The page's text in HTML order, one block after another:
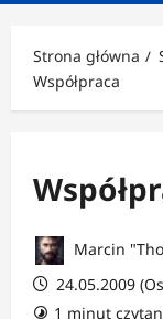
Strona główna
Współpraca
Marcin
24.05.2009
1 minut